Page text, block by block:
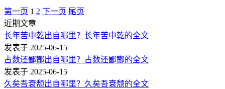
第一页 1 2 下一页 尾页
近期文章
长年苦中乾出自哪里？长年苦中乾的全文
发表于 2025-06-15
占数还鄙酂出自哪里？占数还鄙酂的全文
发表于 2025-06-15
久矣吾衰颓出自哪里？久矣吾衰颓的全文